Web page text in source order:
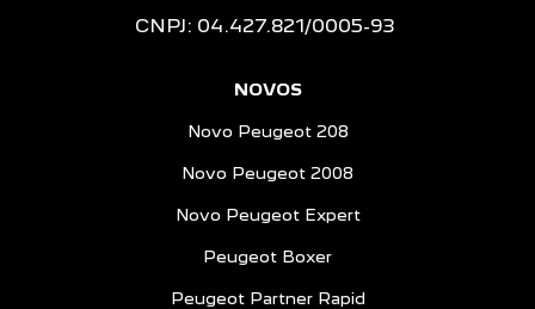
CNPJ: 04.427.821/0005-93
NOVOS
Novo Peugeot 208
Novo Peugeot 2008
Novo Peugeot Expert
Peugeot Boxer
Peugeot Partner Rapid